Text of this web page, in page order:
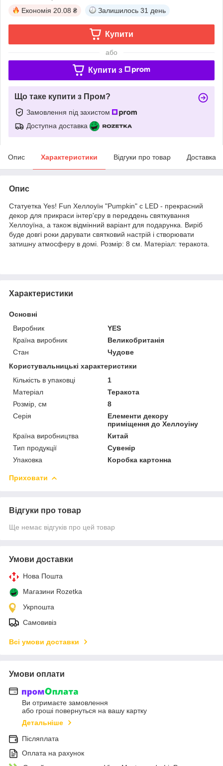
Економія 20.08 ₴ Залишилось 31 день
Купити
або
Купити з
Що таке купити з Пром?
Замовлення під захистом
Доступна доставка
Опис Характеристики Відгуки про товар Доставка
Опис
Статуетка Yes! Fun Хеллоуїн "Pumpkin" c LED - прекрасний
декор для прикраси інтер'єру в переддень святкування
Хеллоуїна, а також відмінний варіант для подарунка. Виріб
буде довгі роки дарувати святковий настрій і створювати
затишну атмосферу в домі. Розмір: 8 см. Матеріал: теракота.
Характеристики
Основні
Виробник
YES
Країна виробник
Великобританія
Стан
Чудове
Користувальницькі характеристики
Кількість в упаковці
1
Матеріал
Теракота
Розмір, см
8
Серія
Елементи декору
приміщення до Хеллоуіну
Країна виробництва
Китай
Тип продукції
Сувенір
Упаковка
Коробка картонна
Приховати
Відгуки про товар
Ще немає відгуків про цей товар
Умови доставки
Нова Пошта
Магазини Rozetka
Укрпошта
Самовивіз
Всі умови доставки
Умови оплати
Ви отримаєте замовлення
або гроші повернуться на вашу картку
Детальніше
Післяплата
Оплата на рахунок